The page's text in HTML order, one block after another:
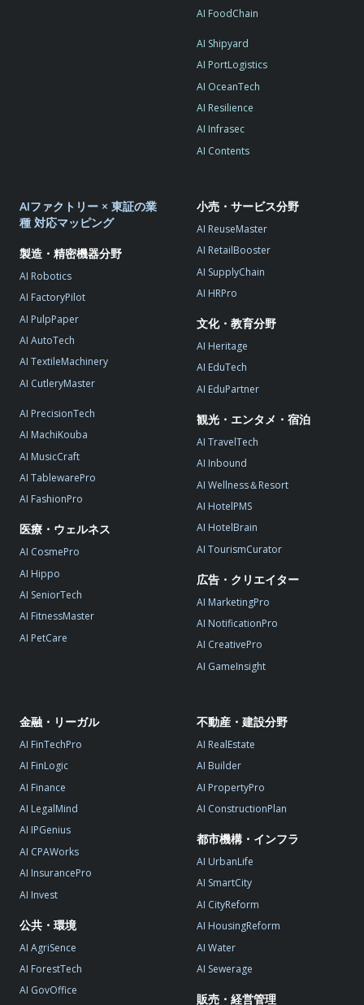
AI FoodChain
AI Shipyard
AI PortLogistics
AI OceanTech
AI Resilience
AI Infrasec
AI Contents
AIファクトリー × 東証の業
種 対応マッピング
製造・精密機器分野
AI Robotics
AI FactoryPilot
AI PulpPaper
AI AutoTech
AI TextileMachinery
AI CutleryMaster
AI PrecisionTech
AI MachiKouba
AI MusicCraft
AI TablewarePro
AI FashionPro
医療・ウェルネス
AI CosmePro
AI Hippo
AI SeniorTech
AI FitnessMaster
AI PetCare
小売・サービス分野
AI ReuseMaster
AI RetailBooster
AI SupplyChain
AI HRPro
文化・教育分野
AI Heritage
AI EduTech
AI EduPartner
観光・エンタメ・宿泊
AI TravelTech
AI Inbound
AI Wellness＆Resort
AI HotelPMS
AI HotelBrain
AI TourismCurator
広告・クリエイター
AI MarketingPro
AI NotificationPro
AI CreativePro
AI GameInsight
金融・リーガル
AI FinTechPro
AI FinLogic
AI Finance
AI LegalMind
AI IPGenius
AI CPAWorks
AI InsurancePro
AI Invest
公共・環境
AI AgriSence
AI ForestTech
AI GovOffice
不動産・建設分野
AI RealEstate
AI Builder
AI PropertyPro
AI ConstructionPlan
都市機構・インフラ
AI UrbanLife
AI SmartCity
AI CityReform
AI HousingReform
AI Water
AI Sewerage
販売・経営管理